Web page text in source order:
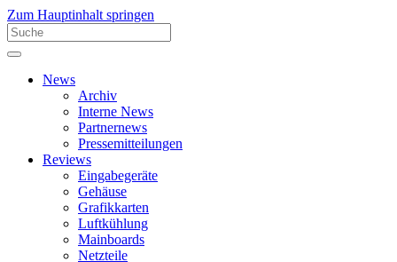
Zum Hauptinhalt springen
News
Archiv
Interne News
Partnernews
Pressemitteilungen
Reviews
Eingabegeräte
Gehäuse
Grafikkarten
Luftkühlung
Mainboards
Netzteile